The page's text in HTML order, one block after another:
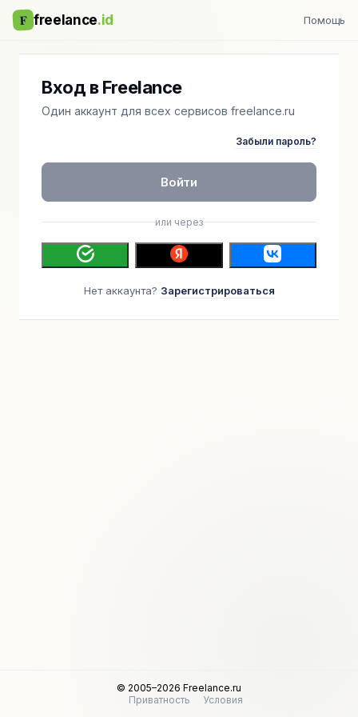
F freelance.id Помощь
Вход в Freelance
Один аккаунт для всех сервисов freelance.ru
Забыли пароль?
Войти
или через
Нет аккаунта? Зарегистрироваться
© 2005–2026 Freelance.ru
Приватность
Условия